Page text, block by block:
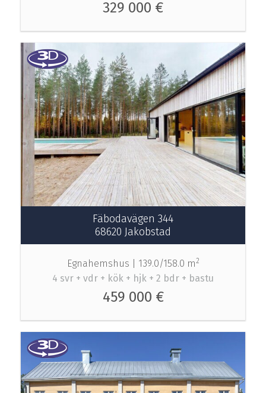
329 000 €
Fäbodavägen 344
68620 Jakobstad
Egnahemshus | 139.0/158.0 m2
4 svr + vdr + kök + hjk + 2 bdr + bastu
459 000 €